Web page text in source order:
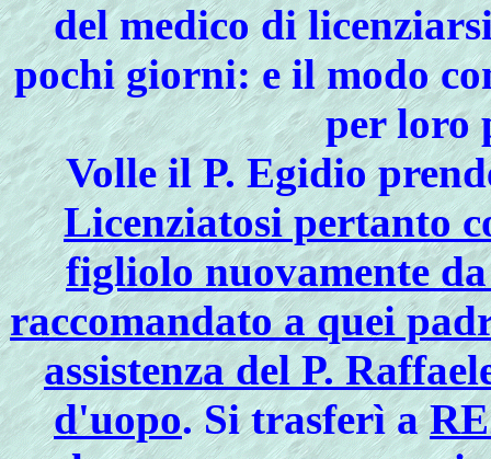
del medico di
pochi giorni: e il modo
per loro
Volle il P. Egidio
Licenziatosi pertanto
figliolo nuovamente
raccomandato a quei
assistenza del P.
d'uopo. Si trasferì a